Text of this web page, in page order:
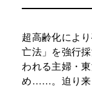
超高齢化によ
亡法」を強行
われる主婦・
め……。迫り来